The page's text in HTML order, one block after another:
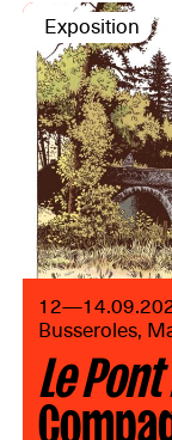
Exposition
Busseroles,
Le